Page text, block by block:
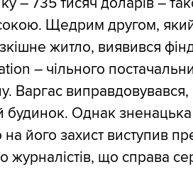
Щедрим другом,
житло, виявився
– чільного
Варгас
будинок. Однак зненацька
його захист виступив
журналістів, що справа